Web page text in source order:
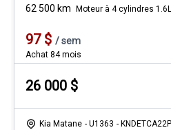
62 500 km Moteur à 4 cylindres 1.6L
97$ /sem
Achat 84 mois
26 000 $
Kia Matane - U1363 -